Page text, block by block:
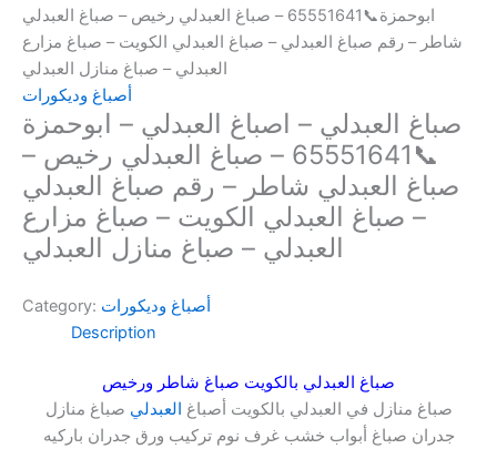
ابوحمزة📞65551641 – صباغ العبدلي رخيص – صباغ العبدلي
شاطر – رقم صباغ العبدلي – صباغ العبدلي الكويت – صباغ مزارع
العبدلي – صباغ منازل العبدلي
أصباغ وديكورات
صباغ العبدلي – اصباغ العبدلي – ابوحمزة
📞65551641 – صباغ العبدلي رخيص –
صباغ العبدلي شاطر – رقم صباغ العبدلي
– صباغ العبدلي الكويت – صباغ مزارع
العبدلي – صباغ منازل العبدلي
Category: أصباغ وديكورات
Description
صباغ العبدلي بالكويت صباغ شاطر ورخيص
صباغ منازل في العبدلي بالكويت أصباغ العبدلي صباغ منازل
جدران صباغ أبواب خشب غرف نوم تركيب ورق جدران باركيه